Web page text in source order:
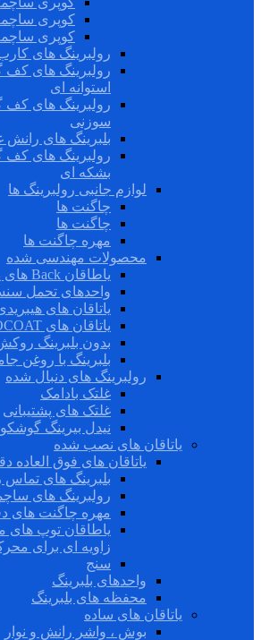
کوپری
کوپری
رولبرینگ های
رولبرینگ های کف
استوانه ای
رولبرینگ های کف
سوزنی
بلبرینگ های
رولبرینگ های کف
بشکه ای
لوازم جانبی رولبرینگ ها
چاگنت ها
چاگنت ها
مهره چاگنت ها
محصولات مهندسی شده
یاطاقان Back های پشتی
واحدهای تحمل
یاتاقان های
یاتاقان های INSOCOAT
بدون بلبرینگ
بلبرینگ با روغن
رولبرینگ های دنبال شده
غلتک بادامک
غلتک های پشتیبانی
نیدل بیرینگ
یاتاقان های نصب شده
یاتاقان های فوق العاده
بلبرینگ های تماس
رولبرینگ های
مهره چاگنت های
یاطاقان توپ
زاویه ای برای
سنج
واحدهای بلبرینگ
محفظه های بلبرینگ
یاتاقان های ساده
بوش ، واشر رانش و نوار